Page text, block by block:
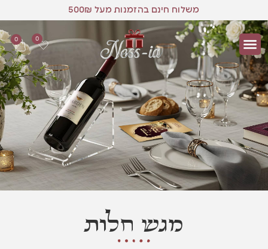
משלוח חינם בהזמנות מעל 500₪
0
0
מגש חלות